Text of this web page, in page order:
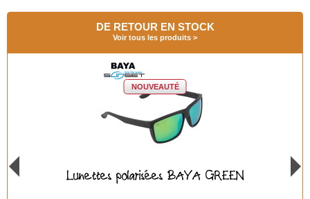
DE RETOUR EN STOCK
Voir tous les produits
NOUVEAUTÉ
Lunettes polarisées BAYA GREEN